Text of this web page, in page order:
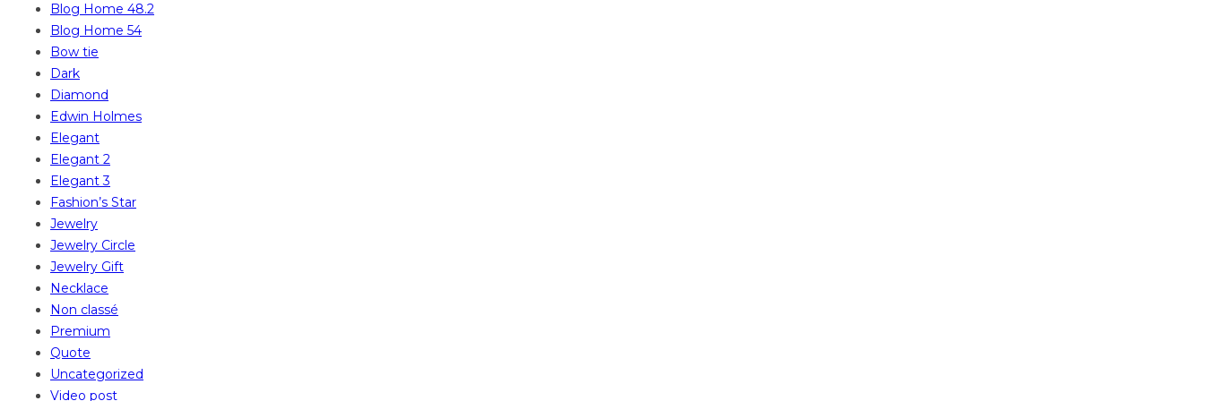
Blog Home 48.2
Blog Home 54
Bow tie
Dark
Diamond
Edwin Holmes
Elegant
Elegant 2
Elegant 3
Fashion’s Star
Jewelry
Jewelry Circle
Jewelry Gift
Necklace
Non classé
Premium
Quote
Uncategorized
Video post